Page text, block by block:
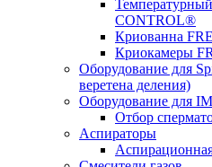
CONTROL®
Криованна
Криокамеры
Оборудование для
веретена деления)
Оборудование для
Отбор
Аспираторы